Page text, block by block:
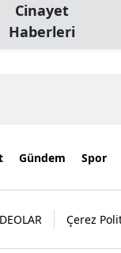
Cinayet
Haberleri
Gündem Spor
Çerez